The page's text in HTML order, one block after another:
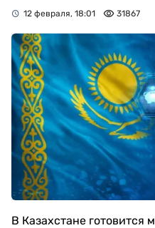
12 февраля, 18:01 31867
В Казахстане готовится